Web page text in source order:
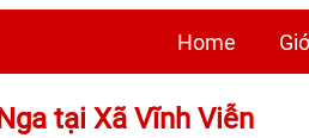
Home
tại Xã Vĩnh Viễn